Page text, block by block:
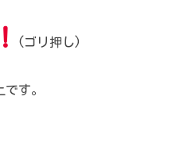
(ゴリ押し)
す。